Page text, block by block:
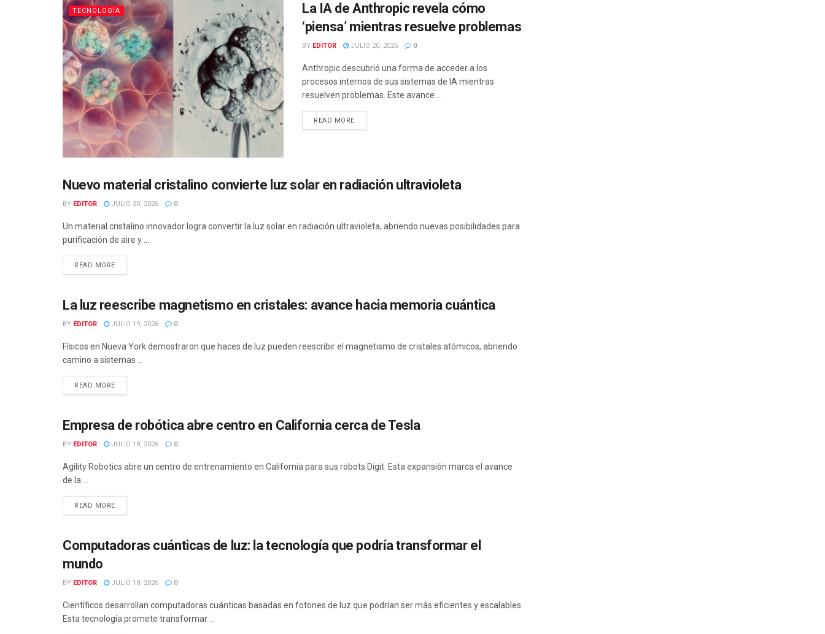
TECNOLOGÍA
La IA de Anthropic revela cómo
‘piensa’ mientras resuelve problemas
BY EDITOR JULIO 20, 2026 0
Anthropic descubrió una forma de acceder a los
procesos internos de sus sistemas de IA mientras
resuelven problemas. Este avance ...
READ MORE
TECNOLOGÍA
Nuevo material cristalino convierte luz solar en radiación ultravioleta
BY EDITOR JULIO 20, 2026 0
Un material cristalino innovador logra convertir la luz solar en radiación ultravioleta, abriendo nuevas posibilidades para
purificación de aire y ...
READ MORE
TECNOLOGÍA
La luz reescribe magnetismo en cristales: avance hacia memoria cuántica
BY EDITOR JULIO 19, 2026 0
Físicos en Nueva York demostraron que haces de luz pueden reescribir el magnetismo de cristales atómicos, abriendo
camino a sistemas ...
READ MORE
TECNOLOGÍA
Empresa de robótica abre centro en California cerca de Tesla
BY EDITOR JULIO 18, 2026 0
Agility Robotics abre un centro de entrenamiento en California para sus robots Digit. Esta expansión marca el avance
de la ...
READ MORE
TECNOLOGÍA
Computadoras cuánticas de luz: la tecnología que podría transformar el
mundo
BY EDITOR JULIO 18, 2026 0
Científicos desarrollan computadoras cuánticas basadas en fotones de luz que podrían ser más eficientes y escalables.
Esta tecnología promete transformar ...